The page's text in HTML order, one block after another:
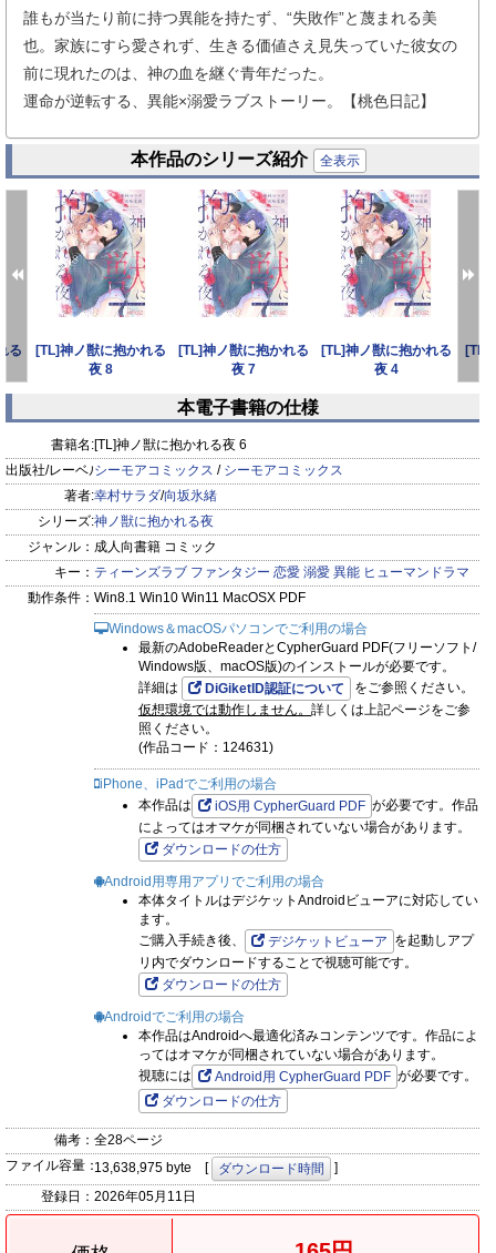
誰もが当たり前に持つ異能を持たず、“失敗作”と蔑まれる美
也。家族にすら愛されず、生きる価値さえ見失っていた彼女の
前に現れたのは、神の血を継ぐ青年だった。
運命が逆転する、異能×溺愛ラブストーリー。【桃色日記】
本作品のシリーズ紹介 全表示
る
[TL]神ノ獣に抱かれる
夜 8
[TL]神ノ獣に抱かれる
夜 7
[TL]神ノ獣に抱かれる
夜 4
[TL]
prev next
本電子書籍の仕様
書籍名:[TL]神ノ獣に抱かれる夜 6
出版社/レーベル:シーモアコミックス / シーモアコミックス
著者:幸村サラダ/向坂氷緒
シリーズ:神ノ獣に抱かれる夜
ジャンル： 成人向書籍 コミック
キー： ティーンズラブ ファンタジー 恋愛 溺愛 異能 ヒューマンドラマ
動作条件： Win8.1 Win10 Win11 MacOSX PDF
Windows＆macOSパソコンでご利用の場合
最新のAdobeReaderとCypherGuard PDF(フリーソフト/
Windows版、macOS版)のインストールが必要です。
詳細は
DiGiketID認証について
をご参照ください。
仮想環境では動作しません。 詳しくは上記ページをご参
照ください。
(作品コード：124631)
iPhone、iPadでご利用の場合
本作品は
iOS用 CypherGuard PDF が必要です。作品
によってはオマケが同梱されていない場合があります。
ダウンロードの仕方
Android用専用アプリでご利用の場合
本体タイトルはデジケットAndroidビューアに対応してい
ます。
ご購入手続き後、
デジケットビューア を起動しアプ
リ内でダウンロードすることで視聴可能です。
ダウンロードの仕方
Androidでご利用の場合
本作品はAndroidへ最適化済みコンテンツです。作品によ
ってはオマケが同梱されていない場合があります。
視聴には
Android用 CypherGuard PDF が必要です。
ダウンロードの仕方
備考： 全28ページ
ファイル容量：13,638,975 byte [ ダウンロード時間
]
登録日： 2026年05月11日